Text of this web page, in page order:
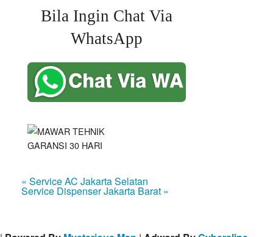
Bila Ingin Chat Via
WhatsApp
« Service AC Jakarta Selatan
Service Dispenser Jakarta Barat »